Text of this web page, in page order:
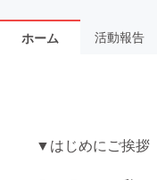
ホーム 活動報告
▼はじめにご挨拶